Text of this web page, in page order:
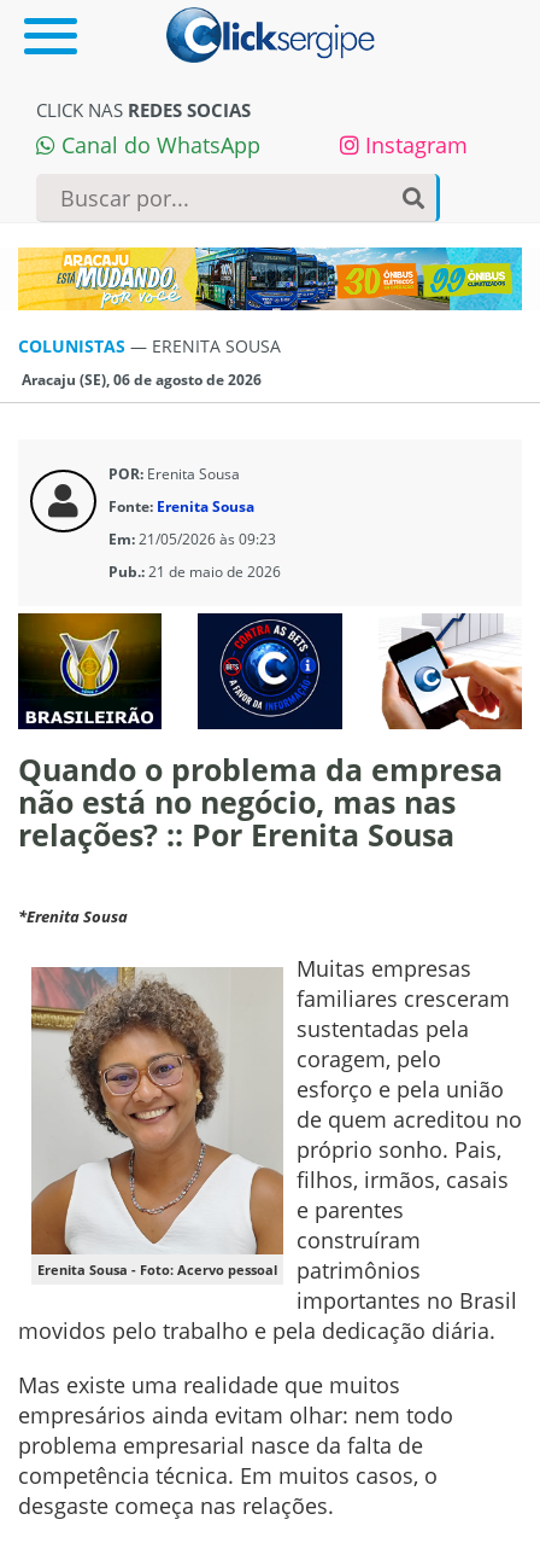
CLICK NAS REDES SOCIAS
Canal do WhatsApp Instagram
COLUNISTAS — ERENITA SOUSA
Aracaju (SE), 06 de agosto de 2026
POR: Erenita Sousa
Fonte: Erenita Sousa
Em:21/05/2026 às 09:23
Pub.:21 de maio de 2026
Quando o problema da empresa
não está no negócio, mas nas
relações? :: Por Erenita Sousa
*Erenita Sousa
Erenita Sousa - Foto: Acervo pessoal
Muitas empresas
familiares cresceram
sustentadas pela
coragem, pelo
esforço e pela união
de quem acreditou no
próprio sonho. Pais,
filhos, irmãos, casais
e parentes
construíram
patrimônios
importantes no Brasil
movidos pelo trabalho e pela dedicação diária.
Mas existe uma realidade que muitos
empresários ainda evitam olhar: nem todo
problema empresarial nasce da falta de
competência técnica. Em muitos casos, o
desgaste começa nas relações.